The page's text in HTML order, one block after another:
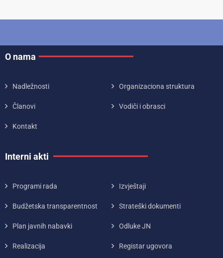
O nama
Nadležnosti Organizaciona struktura
Članovi Vodiči i obrasci
Kontakt
Interni akti
Programi rada Izvještaji
Budžetska transparentnost Strateški dokumenti
Plan javnih nabavki Odluke JN
Realizacija Registar ugovora